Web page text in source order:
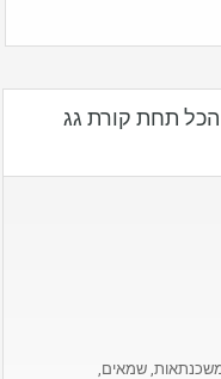
הכל תחת קורת גג
משכנתאות, שמאים,